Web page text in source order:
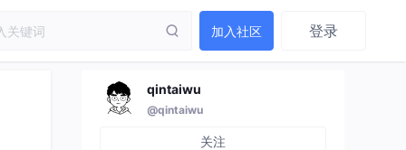
加入社区 登录
qintaiwu
@qintaiwu
关注